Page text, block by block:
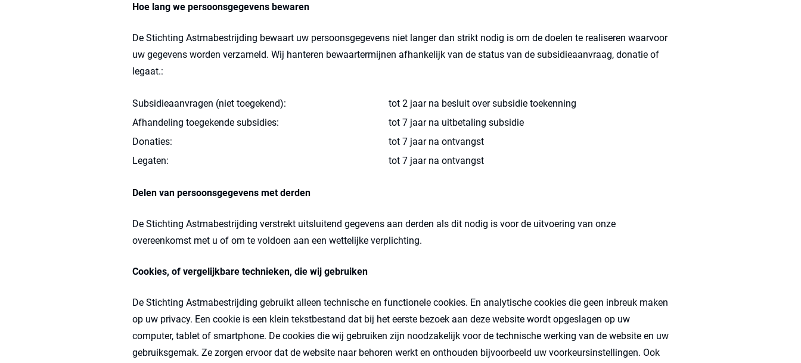
Hoe lang we persoonsgegevens bewaren
De Stichting Astmabestrijding bewaart uw persoonsgegevens niet langer dan strikt nodig is om de doelen te realiseren waarvoor
uw gegevens worden verzameld. Wij hanteren bewaartermijnen afhankelijk van de status van de subsidieaanvraag, donatie of
legaat.:
Subsidieaanvragen (niet toegekend):
tot 2 jaar na besluit over subsidie toekenning
Afhandeling toegekende subsidies:
tot 7 jaar na uitbetaling subsidie
Donaties:
tot 7 jaar na ontvangst
Legaten:
tot 7 jaar na ontvangst
Delen van persoonsgegevens met derden
De Stichting Astmabestrijding verstrekt uitsluitend gegevens aan derden als dit nodig is voor de uitvoering van onze
overeenkomst met u of om te voldoen aan een wettelijke verplichting.
Cookies, of vergelijkbare technieken, die wij gebruiken
De Stichting Astmabestrijding gebruikt alleen technische en functionele cookies. En analytische cookies die geen inbreuk maken
op uw privacy. Een cookie is een klein tekstbestand dat bij het eerste bezoek aan deze website wordt opgeslagen op uw
computer, tablet of smartphone. De cookies die wij gebruiken zijn noodzakelijk voor de technische werking van de website en uw
gebruiksgemak. Ze zorgen ervoor dat de website naar behoren werkt en onthouden bijvoorbeeld uw voorkeursinstellingen. Ook